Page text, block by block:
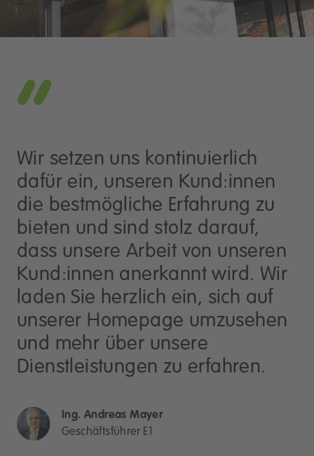
Wir setzen uns kontinuierlich
dafür ein, unseren Kund:innen
die bestmögliche Erfahrung zu
bieten und sind stolz darauf,
dass unsere Arbeit von unseren
Kund:innen anerkannt wird. Wir
laden Sie herzlich ein, sich auf
unserer Homepage umzusehen
und mehr über unsere
Dienstleistungen zu erfahren.
Ing. Andreas Mayer
Geschäftsführer E1